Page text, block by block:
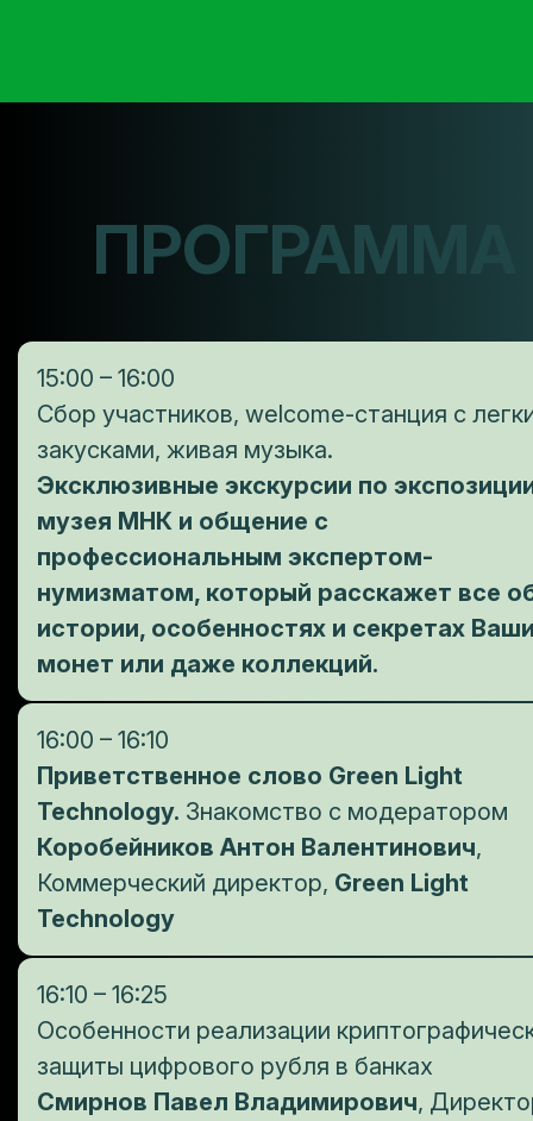
ПРОГРАММА
15:00 – 16:00
Сбор участников, welcome-станция с
закусками, живая музыка.
Эксклюзивные экскурсии по
музея МНК и общение с
профессиональным экспертом-
нумизматом, который расскажет все
истории, особенностях и секретах
монет или даже коллекций.
16:00 – 16:10
Приветственное слово Green Light
Technology. Знакомство с модератором
Коробейников Антон Валентинович,
Коммерческий директор, Green Light
Technology
16:10 – 16:25
Особенности реализации
защиты цифрового рубля в банках
Смирнов Павел Владимирович,